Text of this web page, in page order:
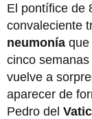
El pontífice de
convaleciente
neumonía que
cinco
vuelve a
aparecer de
Pedro del